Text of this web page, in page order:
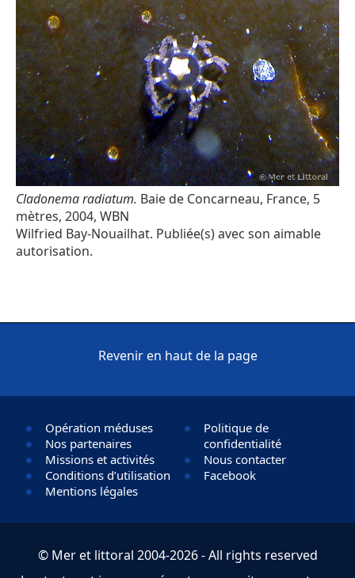
Cladonema radiatum. Baie de Concarneau, France, 5
mètres, 2004, WBN
Wilfried Bay-Nouailhat. Publiée(s) avec son aimable
autorisation.
Revenir en haut de la page
Opération méduses
Nos partenaires
Missions et activités
Conditions d’utilisation
Mentions légales
Politique de
confidentialité
Nous contacter
Facebook
© Mer et littoral 2004-2026 - All rights reserved